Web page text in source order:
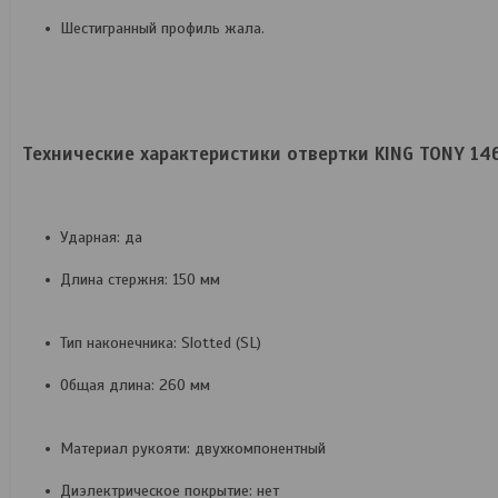
Шестигранный профиль жала.
Технические характеристики отвертки KING TONY
Ударная: да
Длина стержня: 150 мм
Тип наконечника: Slotted (SL)
Общая длина: 260 мм
Материал рукояти: двухкомпонентный
Диэлектрическое покрытие: нет